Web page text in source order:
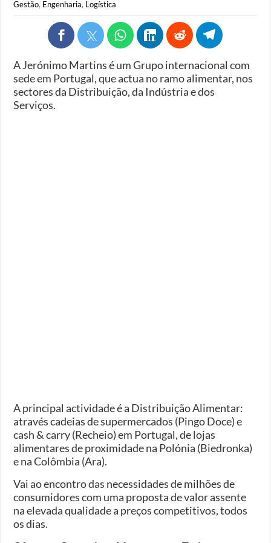
Gestão, Engenharia, Logística
A Jerónimo Martins é um Grupo internacional com
sede em Portugal, que actua no ramo alimentar, nos
sectores da Distribuição, da Indústria e dos
Serviços.
A principal actividade é a Distribuição Alimentar:
através cadeias de supermercados (Pingo Doce) e
cash & carry (Recheio) em Portugal, de lojas
alimentares de proximidade na Polónia (Biedronka)
e na Colômbia (Ara).
Vai ao encontro das necessidades de milhões de
consumidores com uma proposta de valor assente
na elevada qualidade a preços competitivos, todos
os dias.